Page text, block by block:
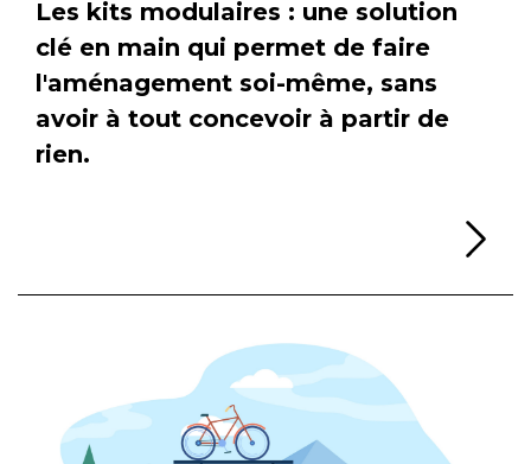
Les kits modulaires : une solution
clé en main qui permet de faire
l'aménagement soi-même, sans
avoir à tout concevoir à partir de
rien.